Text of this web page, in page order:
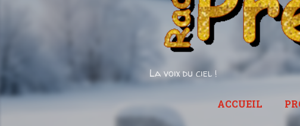
La voix du ciel !
ACCUEIL